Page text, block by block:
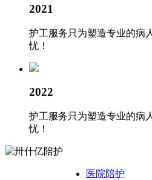
2021
护工服务只为塑造专业的病
忧！
2022
护工服务只为塑造专业的病
忧！
医院陪护